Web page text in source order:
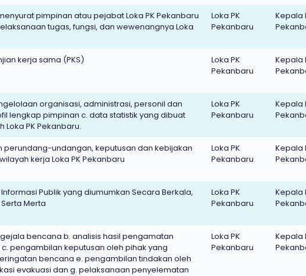
pimpinan atau pejabat Loka PK Pekanbaru
tugas, fungsi, dan wewenangnya Loka
Loka PK
Pekanbaru
Kepala
kerja sama (PKS)
Loka PK
Pekanbaru
Kepala
organisasi, administrasi, personil dan
lengkap pimpinan c. data statistik yang dibuat
Loka PK Pekanbaru.
Loka PK
Pekanbaru
Kepala
perundang-undangan, keputusan dan kebijakan
kerja Loka PK Pekanbaru
Loka PK
Pekanbaru
Kepala
Publik yang diumumkan Secara Berkala,
Merta
Loka PK
Pekanbaru
Kepala
bencana b. analisis hasil pengamatan
pengambilan keputusan oleh pihak yang
bencana e. pengambilan tindakan oleh
evakuasi dan g. pelaksanaan penyelematan
Loka PK
Pekanbaru
Kepala